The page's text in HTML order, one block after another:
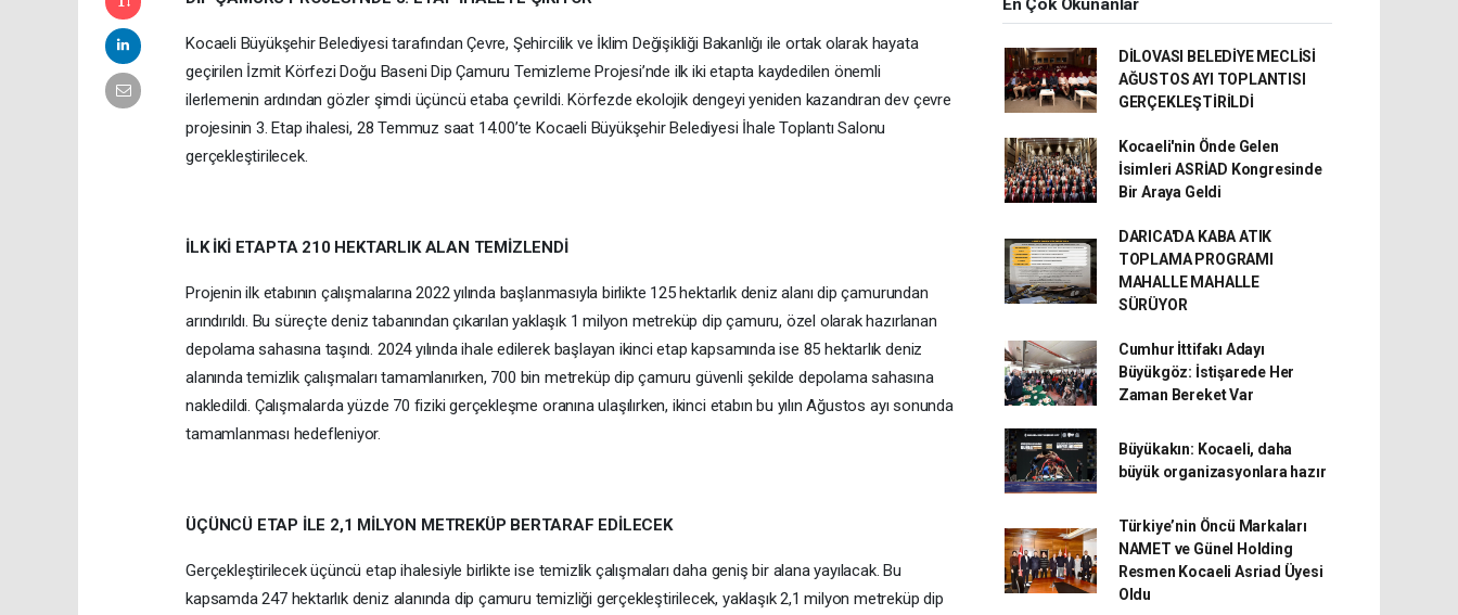
Kocaeli Büyükşehir Belediyesi tarafından Çevre, Şehircilik ve İklim Değişikliği Bakanlığı ile ortak olarak hayata
geçirilen İzmit Körfezi Doğu Baseni Dip Çamuru Temizleme Projesi’nde ilk iki etapta kaydedilen önemli
ilerlemenin ardından gözler şimdi üçüncü etaba çevrildi. Körfezde ekolojik dengeyi yeniden kazandıran dev çevre
projesinin 3. Etap ihalesi, 28 Temmuz saat 14.00’te Kocaeli Büyükşehir Belediyesi İhale Toplantı Salonu
gerçekleştirilecek.
İLK İKİ ETAPTA 210 HEKTARLIK ALAN TEMİZLENDİ
Projenin ilk etabının çalışmalarına 2022 yılında başlanmasıyla birlikte 125 hektarlık deniz alanı dip çamurundan
arındırıldı. Bu süreçte deniz tabanından çıkarılan yaklaşık 1 milyon metreküp dip çamuru, özel olarak hazırlanan
depolama sahasına taşındı. 2024 yılında ihale edilerek başlayan ikinci etap kapsamında ise 85 hektarlık deniz
alanında temizlik çalışmaları tamamlanırken, 700 bin metreküp dip çamuru güvenli şekilde depolama sahasına
nakledildi. Çalışmalarda yüzde 70 fiziki gerçekleşme oranına ulaşılırken, ikinci etabın bu yılın Ağustos ayı sonunda
tamamlanması hedefleniyor.
ÜÇÜNCÜ ETAP İLE 2,1 MİLYON METREKÜP BERTARAF EDİLECEK
Gerçekleştirilecek üçüncü etap ihalesiyle birlikte ise temizlik çalışmaları daha geniş bir alana yayılacak. Bu
kapsamda 247 hektarlık deniz alanında dip çamuru temizliği gerçekleştirilecek, yaklaşık 2,1 milyon metreküp dip
En Çok Okunanlar
DİLOVASI BELEDİYE MECLİSİ
AĞUSTOS AYI TOPLANTISI
GERÇEKLEŞTİRİLDİ
Kocaeli'nin Önde Gelen
İsimleri ASRİAD Kongresinde
Bir Araya Geldi
DARICA'DA KABA ATIK
TOPLAMA PROGRAMI
MAHALLE MAHALLE
SÜRÜYOR
Cumhur İttifakı Adayı
Büyükgöz: İstişarede Her
Zaman Bereket Var
Büyükakın: Kocaeli, daha
büyük organizasyonlara hazır
Türkiye’nin Öncü Markaları
NAMET ve Günel Holding
Resmen Kocaeli Asriad Üyesi
Oldu